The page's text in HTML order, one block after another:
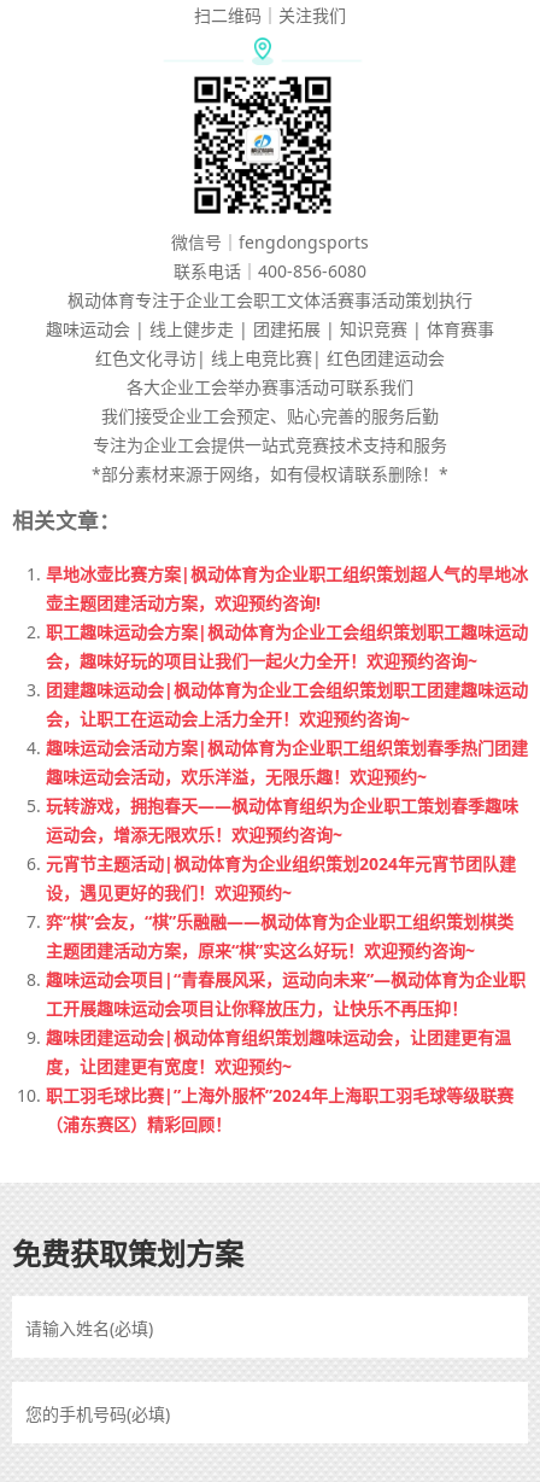
扫二维码｜关注我们
微信号｜fengdongsports
联系电话｜400-856-6080
枫动体育专注于企业工会职工文体活赛事活动策划执行
趣味运动会 | 线上健步走 | 团建拓展 | 知识竞赛 | 体育赛事
红色文化寻访| 线上电竞比赛| 红色团建运动会
各大企业工会举办赛事活动可联系我们
我们接受企业工会预定、贴心完善的服务后勤
专注为企业工会提供一站式竞赛技术支持和服务
*部分素材来源于网络，如有侵权请联系删除！*
相关文章：
旱地冰壶比赛方案|枫动体育为企业职工组织策划超人气的旱地冰
壶主题团建活动方案，欢迎预约咨询!
职工趣味运动会方案|枫动体育为企业工会组织策划职工趣味运动
会，趣味好玩的项目让我们一起火力全开！欢迎预约咨询~
团建趣味运动会|枫动体育为企业工会组织策划职工团建趣味运动
会，让职工在运动会上活力全开！欢迎预约咨询~
趣味运动会活动方案|枫动体育为企业职工组织策划春季热门团建
趣味运动会活动，欢乐洋溢，无限乐趣！欢迎预约~
玩转游戏，拥抱春天——枫动体育组织为企业职工策划春季趣味
运动会，增添无限欢乐！欢迎预约咨询~
元宵节主题活动|枫动体育为企业组织策划2024年元宵节团队建
设，遇见更好的我们！欢迎预约~
弈“棋”会友，“棋”乐融融——枫动体育为企业职工组织策划棋类
主题团建活动方案，原来“棋”实这么好玩！欢迎预约咨询~
趣味运动会项目|“青春展风采，运动向未来”—枫动体育为企业职
工开展趣味运动会项目让你释放压力，让快乐不再压抑！
趣味团建运动会|枫动体育组织策划趣味运动会，让团建更有温
度，让团建更有宽度！欢迎预约~
职工羽毛球比赛|”上海外服杯”2024年上海职工羽毛球等级联赛
（浦东赛区）精彩回顾！
免费获取策划方案